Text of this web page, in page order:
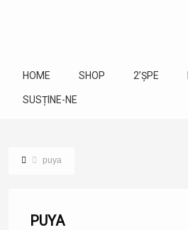
HOME SHOP 2’ȘPE
SUSȚINE-NE
puya
PUYA